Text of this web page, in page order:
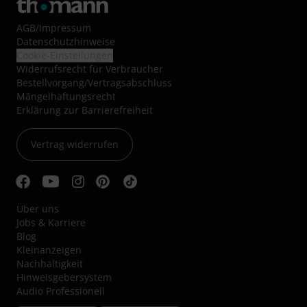
AGB/Impressum
Datenschutzhinweise
Widerrufsrecht für Verbraucher
Bestellvorgang/Vertragsabschluss
Mängelhaftungsrecht
Erklärung zur Barrierefreiheit
Vertrag widerrufen
Über uns
Jobs & Karriere
Blog
Kleinanzeigen
Nachhaltigkeit
Hinweisgebersystem
Audio Professionell